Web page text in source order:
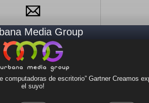
Móviles & QR
Caracteristicas
Acerca de
Media Group
de escritorio” Gartner Creamos
el suyo!